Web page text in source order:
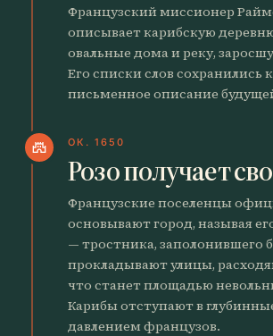
Французский миссионер
описывает карибскую
овальные дома и реку,
Его списки слов сохранились
письменное описание
castle ОК. 1650
Розо получает
Французские поселенцы
основывают город, называя
— тростника, заполонившего
прокладывают улицы,
что станет площадью
Карибы отступают в
давлением французов.